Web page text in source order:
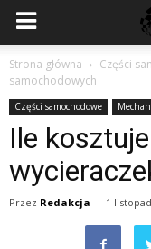
Strona główna Części
samochodowych
Części samochodowe
Ile
Przez Redakcja - 1